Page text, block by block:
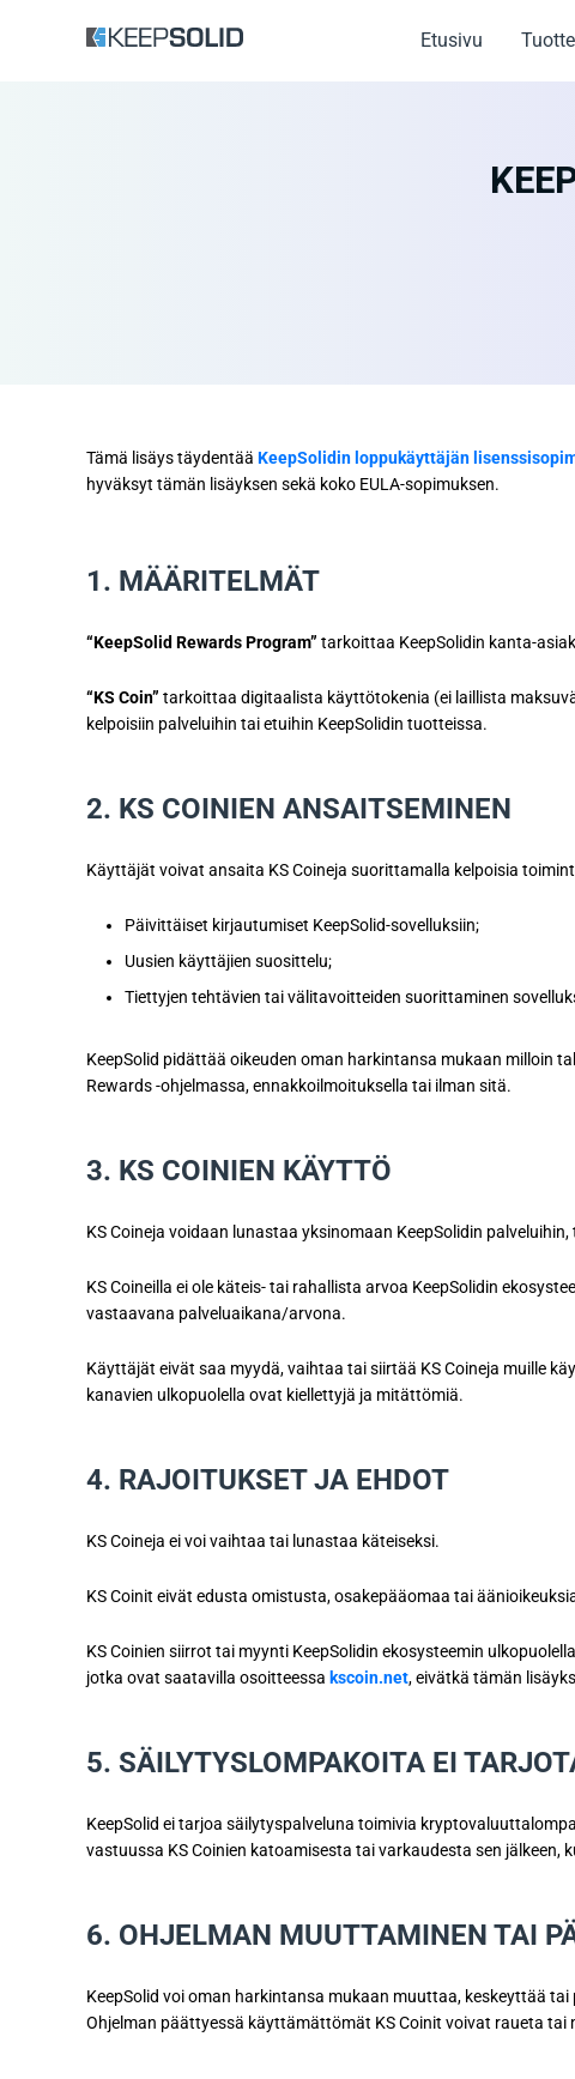
Etusivu
Tämä lisäys täydentää KeepSolidin loppukäyttäjän
hyväksyt tämän lisäyksen sekä koko EULA-sopimuksen.
1. MÄÄRITELMÄT
“KeepSolid Rewards Program” tarkoittaa KeepSolidin kanta-
“KS Coin” tarkoittaa digitaalista käyttötokenia (ei laillista
kelpoisiin palveluihin tai etuihin KeepSolidin tuotteissa.
2. KS COINIEN ANSAITSEMINEN
Käyttäjät voivat ansaita KS Coineja suorittamalla kelpoisia
Päivittäiset kirjautumiset KeepSolid-sovelluksiin;
Uusien käyttäjien suosittelu;
Tiettyjen tehtävien tai välitavoitteiden suorittaminen
KeepSolid pidättää oikeuden oman harkintansa mukaan milloin
Rewards -ohjelmassa, ennakkoilmoituksella tai ilman sitä.
3. KS COINIEN KÄYTTÖ
KS Coineja voidaan lunastaa yksinomaan KeepSolidin
KS Coineilla ei ole käteis- tai rahallista arvoa KeepSolidin
vastaavana palveluaikana/arvona.
Käyttäjät eivät saa myydä, vaihtaa tai siirtää KS Coineja muille
kanavien ulkopuolella ovat kiellettyjä ja mitättömiä.
4. RAJOITUKSET JA EHDOT
KS Coineja ei voi vaihtaa tai lunastaa käteiseksi.
KS Coinit eivät edusta omistusta, osakepääomaa tai
KS Coinien siirrot tai myynti KeepSolidin ekosysteemin
jotka ovat saatavilla osoitteessa kscoin.net, eivätkä tämän
5. SÄILYTYSLOMPAKOITA EI
KeepSolid ei tarjoa säilytyspalveluna toimivia
vastuussa KS Coinien katoamisesta tai varkaudesta sen
6. OHJELMAN MUUTTAMINEN TAI
KeepSolid voi oman harkintansa mukaan muuttaa, keskeyttää
Ohjelman päättyessä käyttämättömät KS Coinit voivat raueta